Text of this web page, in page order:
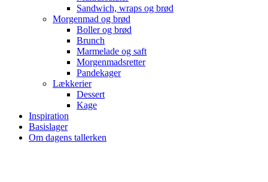
Sandwich, wraps og brød
Morgenmad og brød
Boller og brød
Brunch
Marmelade og saft
Morgenmadsretter
Pandekager
Lækkerier
Dessert
Kage
Inspiration
Basislager
Om dagens tallerken